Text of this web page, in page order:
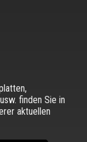
finden Sie in
aktuellen